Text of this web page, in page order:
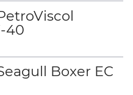
40
Boxer EC